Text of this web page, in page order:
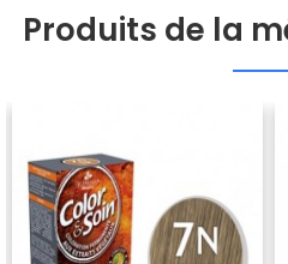
Produits de la